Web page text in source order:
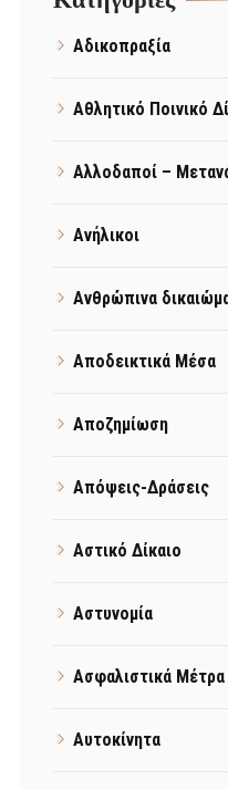
Αδικοπραξία
Αθλητικό Ποινικό
Αλλοδαποί –
Ανήλικοι
Ανθρώπινα
Αποδεικτικά Μέσα
Αποζημίωση
Απόψεις-Δράσεις
Αστικό Δίκαιο
Αστυνομία
Ασφαλιστικά Μέτρα
Αυτοκίνητα